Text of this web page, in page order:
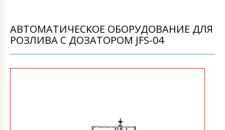
АВТОМАТИЧЕСКОЕ ОБОРУДОВАНИЕ ДЛЯ
РОЗЛИВА С ДОЗАТОРОМ JFS-04